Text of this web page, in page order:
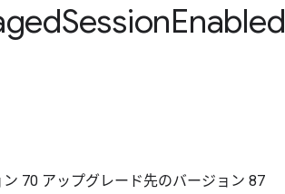
SessionEnabled
70 アップグレード先のバージョン 87